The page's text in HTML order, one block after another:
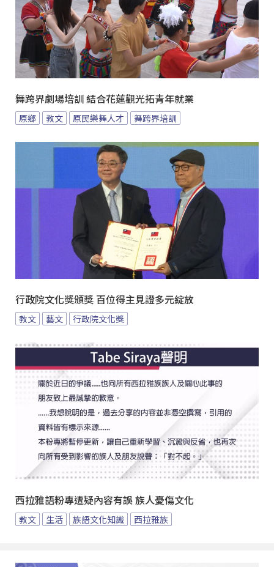
舞跨界劇場培訓 結合花蓮觀光拓青年就業
原鄉 教文 原民樂舞人才 舞跨界培訓
行政院文化獎頒獎 百位得主見證多元綻放
教文 藝文 行政院文化獎
西拉雅語粉專遭疑內容有誤 族人憂傷文化
教文 生活 族語文化知識 西拉雅族